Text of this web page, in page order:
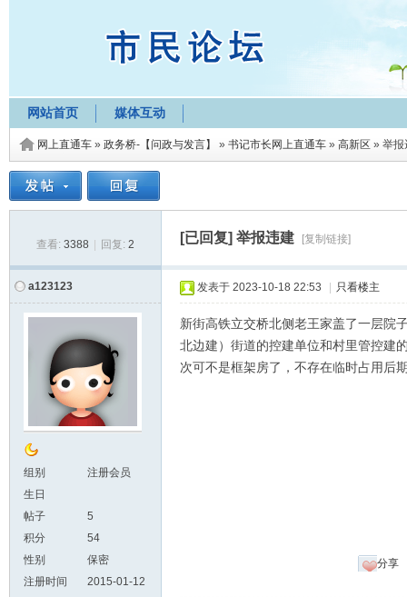
网站首页 媒体互动
网上直通车 » 政务桥-【问政与发言】 » 书记市长网上直通车 » 高新区 » 举报
查看: 3388 回复: 2 [已回复] 举报违建 [复制链接]
a123123
组别
注册会员
生日
帖子
5
积分
54
性别
保密
注册时间
2015-01-12
发表于 2023-10-18 22:53 只看楼主
新街高铁立交桥北侧老王家盖了一层院
北边建）街道的控建单位和村里管控建
次可不是框架房了，不存在临时占用后
分享